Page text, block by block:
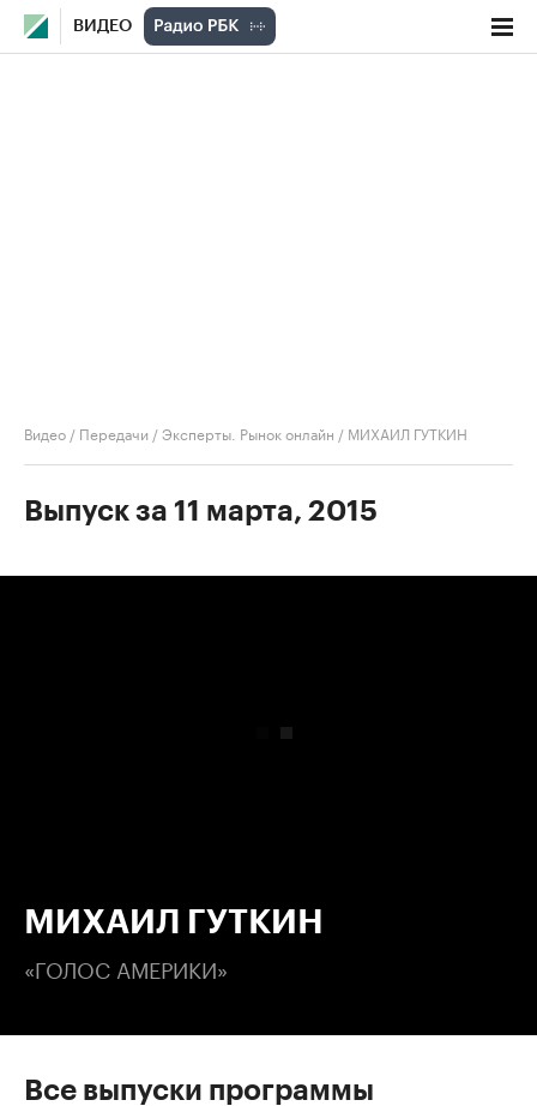
ВИДЕО
Видео / Передачи /Эксперты. Рынок онлайн / МИХАИЛ ГУТКИН
Выпуск за 11 марта, 2015
МИХАИЛ ГУТКИН
«ГОЛОС АМЕРИКИ»
Все выпуски программы